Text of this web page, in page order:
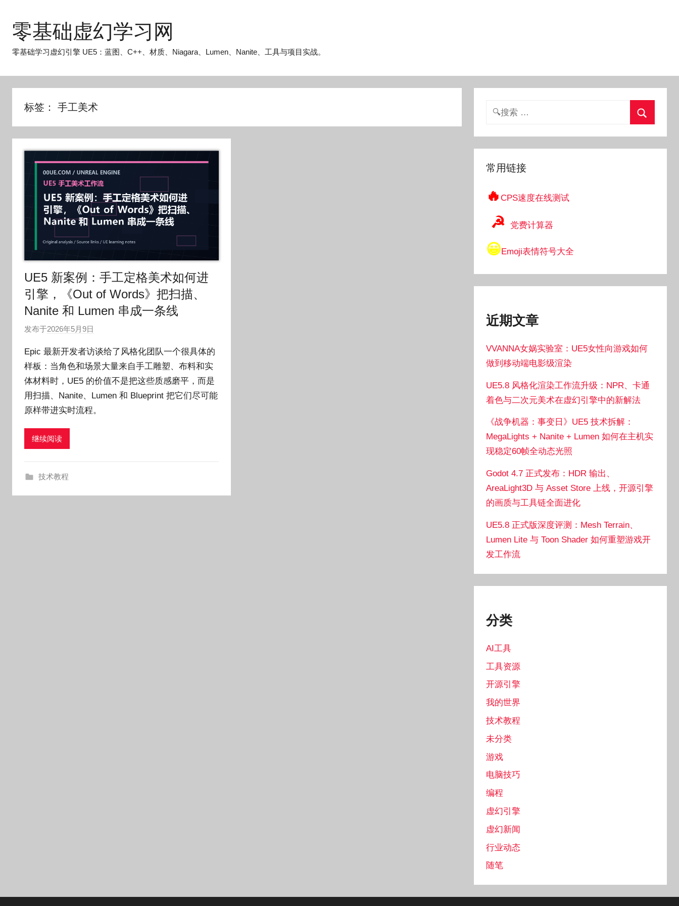
零基础虚幻学习网
零基础学习虚幻引擎 UE5：蓝图、C++、材质、Niagara、Lumen、Nanite、工具与项目实战。
标签： 手工美术
UE5 新案例：手工定格美术如何进
引擎，《Out of Words》把扫描、
Nanite 和 Lumen 串成一条线
发布于2026年5月9日
O
k
g
Epic 最新开发者访谈给了风格化团队一个很具体的
样板：当角色和场景大量来自手工雕塑、布料和实
体材料时，UE5 的价值不是把这些质感磨平，而是
用扫描、Nanite、Lumen 和 Blueprint 把它们尽可能
原样带进实时流程。
继续阅读
技术教程
搜
常用链接
🔥CPS速度在线测试
☭ 党费计算器
😀Emoji表情符号大全
近期文章
VVANNA女娲实验室：UE5女性向游戏如何
做到移动端电影级渲染
UE5.8 风格化渲染工作流升级：NPR、卡通
着色与二次元美术在虚幻引擎中的新解法
《战争机器：事变日》UE5 技术拆解：
MegaLights + Nanite + Lumen 如何在主机实
现稳定60帧全动态光照
Godot 4.7 正式发布：HDR 输出、
AreaLight3D 与 Asset Store 上线，开源引擎
的画质与工具链全面进化
UE5.8 正式版深度评测：Mesh Terrain、
Lumen Lite 与 Toon Shader 如何重塑游戏开
发工作流
分类
AI工具
工具资源
开源引擎
我的世界
技术教程
未分类
游戏
电脑技巧
编程
虚幻引擎
虚幻新闻
行业动态
随笔